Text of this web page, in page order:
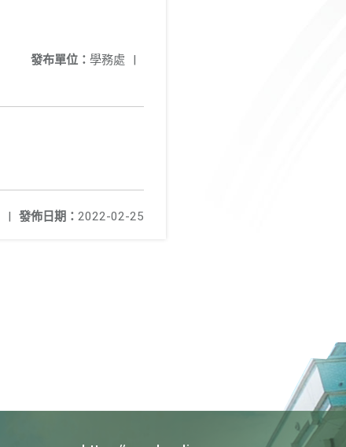
發布單位： 學務處 |
發佈日期： 2022-02-25
|